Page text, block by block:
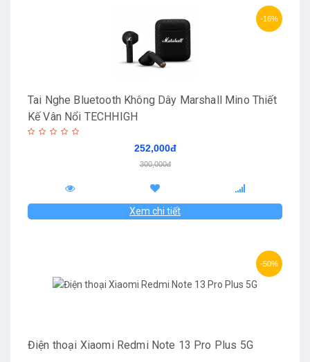
-16%
Tai Nghe Bluetooth Không Dây Marshall Mino Thiết
Kế Vân Nổi TECHHIGH
252,000đ
300,000đ
Xem chi tiết
-50%
Điện thoại Xiaomi Redmi Note 13 Pro Plus 5G